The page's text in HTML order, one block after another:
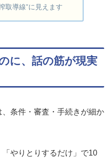
取導線”に見えます
に、話の筋が現実
条件・審査・手続きが細か
やりとりするだけ」で10